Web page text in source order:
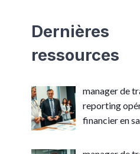
Dernières
ressources
manager de
reporting
financier en